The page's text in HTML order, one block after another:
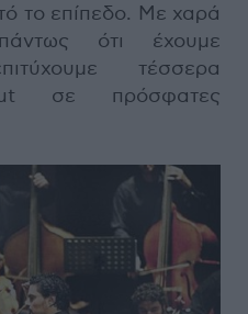
το επίπεδο. Με χαρά
ότι έχουμε
τέσσερα
σε πρόσφατες